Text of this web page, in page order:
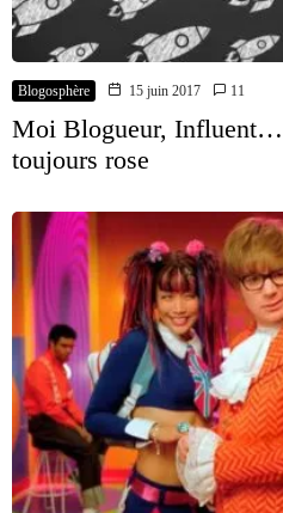
Blogosphère 15 juin 2017 11
Moi Blogueur, Influent…
toujours rose